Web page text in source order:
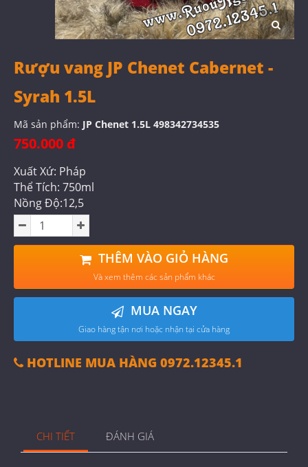
Rượu vang JP Chenet Cabernet -
Syrah 1.5L
Mã sản phẩm: JP Chenet 1.5L 498342734535
750.000 đ
Xuất Xứ: Pháp
Thể Tích: 750ml
Nồng Độ:12,5
THÊM VÀO GIỎ HÀNG
Và xem thêm các sản phẩm khác
MUA NGAY
Giao hàng tận nơi hoặc nhận tại cửa hàng
HOTLINE MUA HÀNG 0972.12345.1
CHI TIẾT ĐÁNH GIÁ